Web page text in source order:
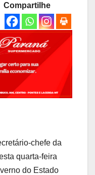
Compartilhe
chefe da
quarta-feira
do Estado